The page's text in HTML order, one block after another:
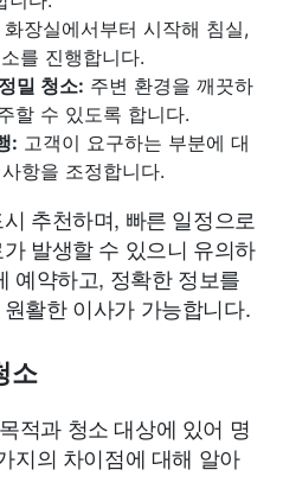
화장실에서부터 시작해 침실,
를 진행합니다.
밀 청소: 주변 환경을 깨끗하
할 수 있도록 합니다.
: 고객이 요구하는 부분에 대
항을 조정합니다.
추천하며, 빠른 일정으로
발생할 수 있으니 유의하
예약하고, 정확한 정보를
활한 이사가 가능합니다.
소
적과 청소 대상에 있어 명
지의 차이점에 대해 알아